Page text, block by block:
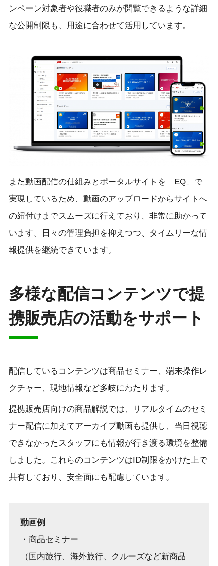
ンペーン対象者や役職者のみが閲覧できるような詳細
な公開制限も、用途に合わせて活用しています。
また動画配信の仕組みとポータルサイトを「EQ」で
実現しているため、動画のアップロードからサイトへ
の紐付けまでスムーズに行えており、非常に助かって
います。日々の管理負担を抑えつつ、タイムリーな情
報提供を継続できています。
多様な配信コンテンツで提
携販売店の活動をサポート
配信しているコンテンツは商品セミナー、端末操作レ
クチャー、現地情報など多岐にわたります。
提携販売店向けの商品解説では、リアルタイムのセミ
ナー配信に加えてアーカイブ動画も提供し、当日視聴
できなかったスタッフにも情報が行き渡る環境を整備
しました。これらのコンテンツはID制限をかけた上で
共有しており、安全面にも配慮しています。
動画例
・商品セミナー
（国内旅行、海外旅行、クルーズなど新商品